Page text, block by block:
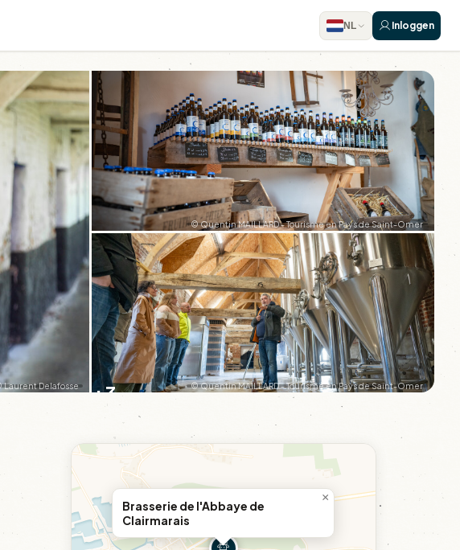
NL Inloggen
Laurent Delafosse
© Quentin MAILLARD - Tourisme en Pays de Saint-Omer
+3 © Quentin MAILLARD - Tourisme en Pays de Saint-Omer
Brasserie de l'Abbaye de
Clairmarais
×